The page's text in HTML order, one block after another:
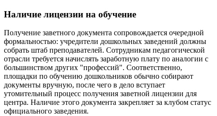
Наличие лицензии на обучение
Получение заветного документа сопровождается очередной
формальностью: учредители дошкольных заведений должны
собрать штаб преподавателей. Сотрудникам педагогической
отрасли требуется начислять заработную плату по аналогии с
большинством других "профессий". Соответственно,
площадки по обучению дошкольников обычно собирают
документы вручную, после чего в дело вступает
утомительный процесс получения заветной лицензии для
центра. Наличие этого документа закрепляет за клубом статус
официального заведения.